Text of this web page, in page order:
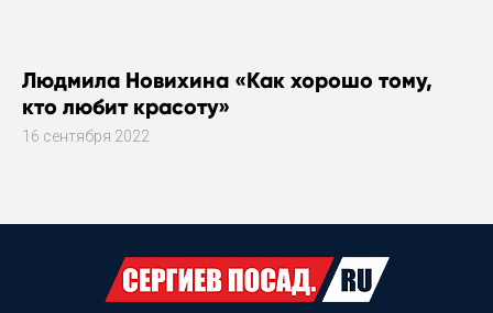
Людмила Новихина «Как хорошо тому,
кто любит красоту»
16 сентября 2022